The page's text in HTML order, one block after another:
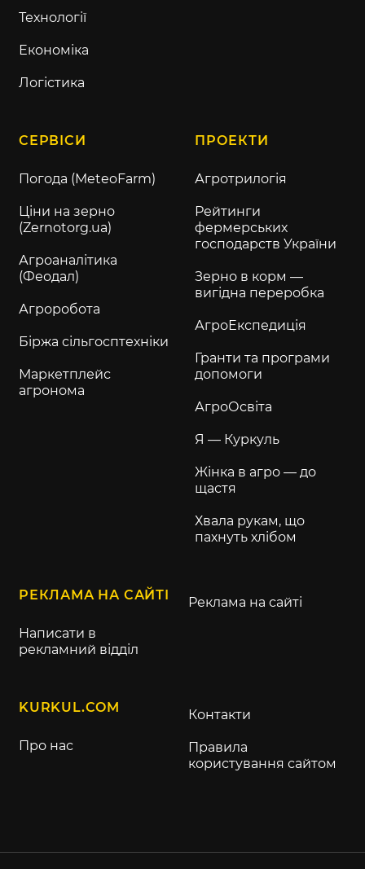
Технології
Економіка
Логістика
СЕРВІСИ
Погода (MeteoFarm)
Ціни на зерно
(Zernotorg.ua)
Агроаналітика
(Феодал)
Агроробота
Біржа сільгосптехніки
Маркетплейс
агронома
ПРОЕКТИ
Агротрилогія
Рейтинги
фермерських
господарств України
Зерно в корм —
вигідна переробка
АгроЕкспедиція
Гранти та програми
допомоги
АгроОсвіта
Я — Куркуль
Жінка в агро — до
щастя
Хвала рукам, що
пахнуть хлібом
РЕКЛАМА НА САЙТІ
Написати в
рекламний відділ
Реклама на сайті
KURKUL.COM
Про нас
Контакти
Правила
користування сайтом